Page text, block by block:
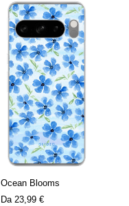
Ocean Blooms
Da 23,99 €